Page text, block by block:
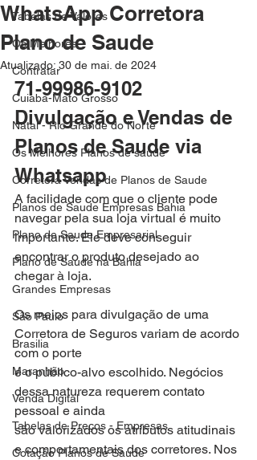
Tabelas de Valores
Os Melhores
Contratar
Cuiaba-Mato Grosso
Natal - Rio Grande do Norte
Os Melhores Planos de saude
Corretora Vendas de Planos de Saude
Planos de Saude Empresas Bahia
Plano de Saude Empresarial
Plano de Saude na Bahia
Grandes Empresas
São Paulo
Brasilia
Maranhão
Venda Digital
Tabelas de Preços - Empresas
Cotação Planos de Saude
WhatsApp Corretora
Plano de Saude
Atualizado: 30 de mai. de 2024
71-99986-9102
Divulgação e Vendas de
Planos de Saude via
Whatsapp
A facilidade com que o cliente pode
navegar pela sua loja virtual é muito
importante. Ele deve conseguir
encontrar o produto desejado ao
chegar à loja.
Os meios para divulgação de uma
Corretora de Seguros variam de acordo
com o porte
e o público-alvo escolhido. Negócios
dessa natureza requerem contato
pessoal e ainda
são valorizados os atributos atitudinais
e comportamentais dos corretores. Nos